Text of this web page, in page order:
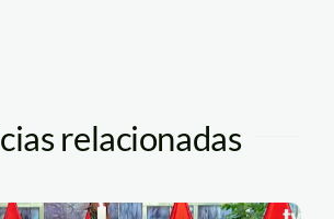
relacionadas